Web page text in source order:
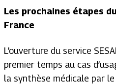
Les prochaines étapes
France
L’ouverture du service
premier temps au cas
la synthèse médicale par